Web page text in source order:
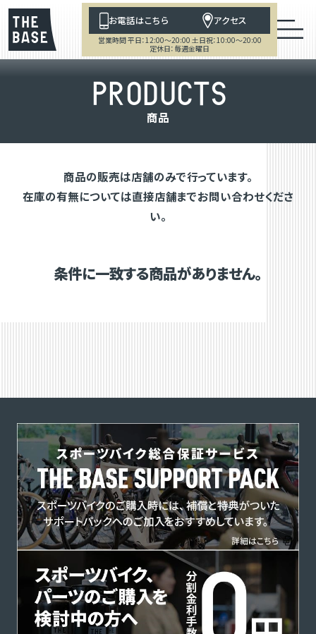
お電話はこちら アクセス
営業時間 平日：12:00～20:00 土日祝：10:00～20:00
定休日：毎週金曜日
PRODUCTS
商品
商品の販売は店舗のみで行っています。
在庫の有無については直接店舗までお問い合わせくださ
い。
条件に一致する商品がありません。